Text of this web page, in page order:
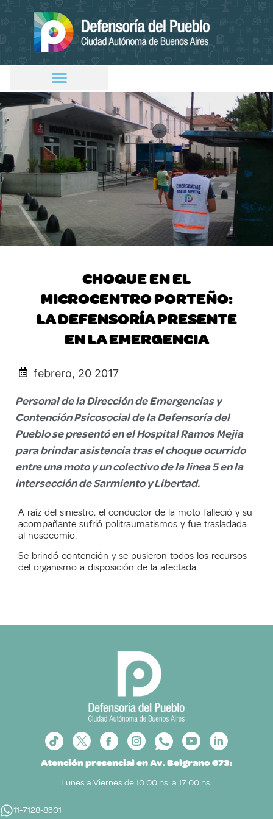
CHOQUE EN EL
MICROCENTRO PORTEÑO:
LA DEFENSORÍA PRESENTE
EN LA EMERGENCIA
febrero, 20 2017
Personal de la Dirección de Emergencias y
Contención Psicosocial de la Defensoría del
Pueblo se presentó en el Hospital Ramos Mejía
para brindar asistencia tras el choque ocurrido
entre una moto y un colectivo de la línea 5 en la
intersección de Sarmiento y Libertad.
A raíz del siniestro, el conductor de la moto falleció y su
acompañante sufrió politraumatismos y fue trasladada
al nosocomio.
Se brindó contención y se pusieron todos los recursos
del organismo a disposición de la afectada.
Atención presencial en Av. Belgrano 673:
Lunes a Viernes de 10:00 hs. a 17:00 hs.
11-7128-8301